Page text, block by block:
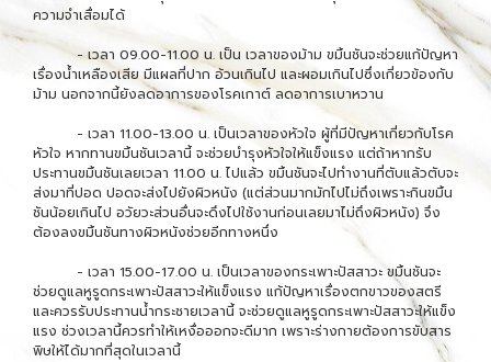
ความจำเสื่อมได้
- เวลา 09.00-11.00 น. เป็น เวลาของม้าม ขมิ้นชันจะช่วยแก้ปัญหา
เรื่องน้ำเหลืองเสีย มีแผลที่ปาก อ้วนเกินไป และผอมเกินไปซึ่งเกี่ยวข้องกับ
ม้าม นอกจากนี้ยังลดอาการของโรคเกาต์ ลดอาการเบาหวาน
- เวลา 11.00-13.00 น. เป็นเวลาของหัวใจ ผู้ที่มีปัญหาเกี่ยวกับโรค
หัวใจ หากทานขมิ้นชันเวลานี้ จะช่วยบำรุงหัวใจให้แข็งแรง แต่ถ้าหากรับ
ประทานขมิ้นชันเลยเวลา 11.00 น. ไปแล้ว ขมิ้นชันจะไปทำงานที่ตับแล้วตับจะ
ส่งมาที่ปอด ปอดจะส่งไปยังผิวหนัง (แต่ส่วนมากมักไปไม่ถึงเพราะกินขมิ้น
ชันน้อยเกินไป อวัยวะส่วนอื่นจะดึงไปใช้งานก่อนเลยมาไม่ถึงผิวหนัง) จึง
ต้องลงขมิ้นชันทางผิวหนังช่วยอีกทางหนึ่ง
- เวลา 15.00-17.00 น. เป็นเวลาของกระเพาะปัสสาวะ ขมิ้นชันจะ
ช่วยดูแลหูรูดกระเพาะปัสสาวะให้แข็งแรง แก้ปัญหาเรื่องตกขาวของสตรี
และควรรับประทานน้ำกระชายเวลานี้ จะช่วยดูแลหูรูดกระเพาะปัสสาวะให้แข็ง
แรง ช่วงเวลานี้ควรทำให้เหงื่อออกจะดีมาก เพราะร่างกายต้องการขับสาร
พิษให้ได้มากที่สุดในเวลานี้